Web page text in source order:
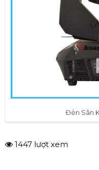
Đèn Sân
1447 lượt xem